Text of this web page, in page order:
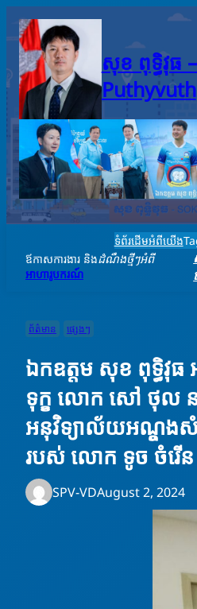
content
សុខ ពុទ្ធិវុធ
Puthyvuth
ទំព័រដើមអំពីយើង
ឪកាសការងារ និងដំណឹងថ្មីៗអំពី
អាហារូបករណ៍
ព័ត៌មាន ផ្សេងៗ
ឯកឧត្តម សុខ ពុទ្ធិវុ
ទុក្ខ លោក សៅ ថុល
អនុវិទ្យាល័យអណ្តូងសំរិ
របស់ លោក ទូច ចំរើន
SPV-VDAugust 2, 2024